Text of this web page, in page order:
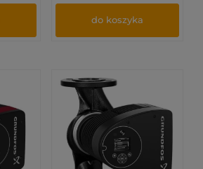
do koszyka